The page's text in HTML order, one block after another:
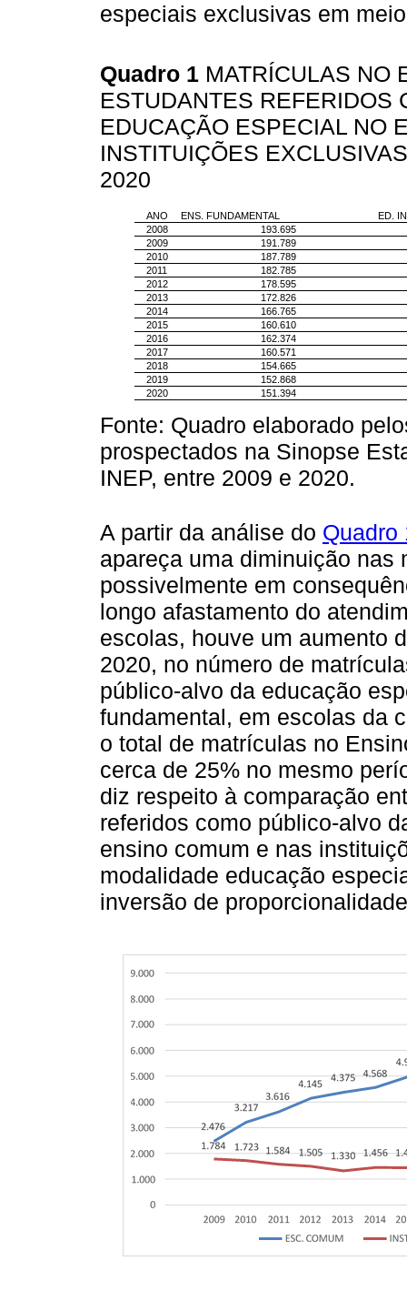
especiais exclusivas em
Quadro 1 MATRÍCULAS NO
ESTUDANTES REFERIDOS
EDUCAÇÃO ESPECIAL NO
INSTITUIÇÕES
2020
ANO ENS. FUNDAMENTAL
ED.
2008
193.695
2009
191.789
2010
187.789
2011
182.785
2012
178.595
2013
172.826
2014
166.765
2015
160.610
2016
162.374
2017
160.571
2018
154.665
2019
152.868
2020
151.394
Fonte: Quadro elaborado
prospectados na Sinopse
INEP, entre 2009 e 2020.
A partir da análise do Quadro
apareça uma diminuição nas
possivelmente em
longo afastamento do
escolas, houve um aumento
2020, no número de
público-alvo da educação
fundamental, em escolas da
o total de matrículas no
cerca de 25% no mesmo
diz respeito à comparação
referidos como público-alvo
ensino comum e nas
modalidade educação
inversão de